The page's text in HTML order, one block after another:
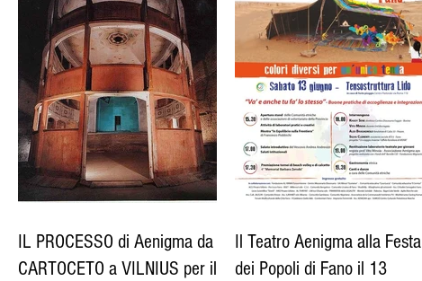
IL PROCESSO di Aenigma da
CARTOCETO a VILNIUS per il
Il Teatro Aenigma alla Festa
dei Popoli di Fano il 13